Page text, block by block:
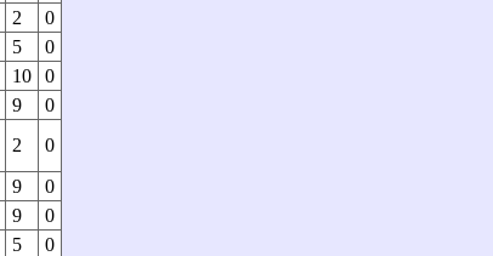
2
0
5
0
10
0
9
0
2
0
9
0
9
0
5
0